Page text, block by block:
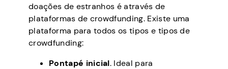
doações de estranhos é através de
plataformas de crowdfunding. Existe uma
plataforma para todos os tipos e tipos de
crowdfunding:
Pontapé inicial. Ideal para